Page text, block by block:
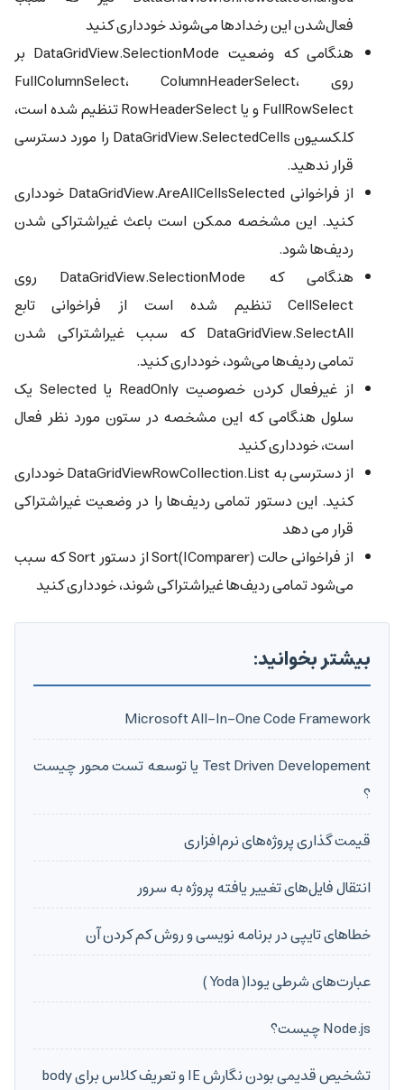
فعال‌شدن این رخدادها می‌شوند خودداری کنید
هنگامی که وضعیت DataGridView.SelectionMode بر
روی FullColumnSelect، ColumnHeaderSelect،
FullRowSelect و یا RowHeaderSelect تنظیم شده است،
کلکسیون DataGridView.SelectedCells را مورد دسترسی
قرار ندهید.
از فراخوانی DataGridView.AreAllCellsSelected خودداری
کنید. این مشخصه ممکن است باعث غیراشتراکی شدن
ردیف‌ها شود.
هنگامی که DataGridView.SelectionMode روی
CellSelect تنظیم شده است از فراخوانی تابع
DataGridView.SelectAll که سبب غیراشتراکی شدن
تمامی ردیف‌ها می‌شود، خودداری کنید.
از غیرفعال کردن خصوصیت ReadOnly یا Selected یک
سلول هنگامی که این مشخصه در ستون مورد نظر فعال
است، خودداری کنید
از دسترسی به DataGridViewRowCollection.List خودداری
کنید. این دستور تمامی ردیف‌ها را در وضعیت غیراشتراکی
قرار می دهد
از فراخوانی حالت Sort(IComparer)‎ از دستور Sort که سبب
می‌شود تمامی ردیف‌ها غیراشتراکی شوند، خودداری کنید
بیشتر بخوانید:
Microsoft All-In-One Code Framework
Test Driven Developement یا توسعه تست محور چیست
؟
قیمت گذاری پروژه‌های نرم‌افزاری
انتقال فایل‌های تغییر یافته پروژه به سرور
خطاهای تایپی در برنامه نویسی و روش کم کردن آن
عبارت‌های شرطی یودا( Yoda )
Node.js چیست؟
تشخیص قدیمی بودن نگارش IE و تعریف کلاس برای body